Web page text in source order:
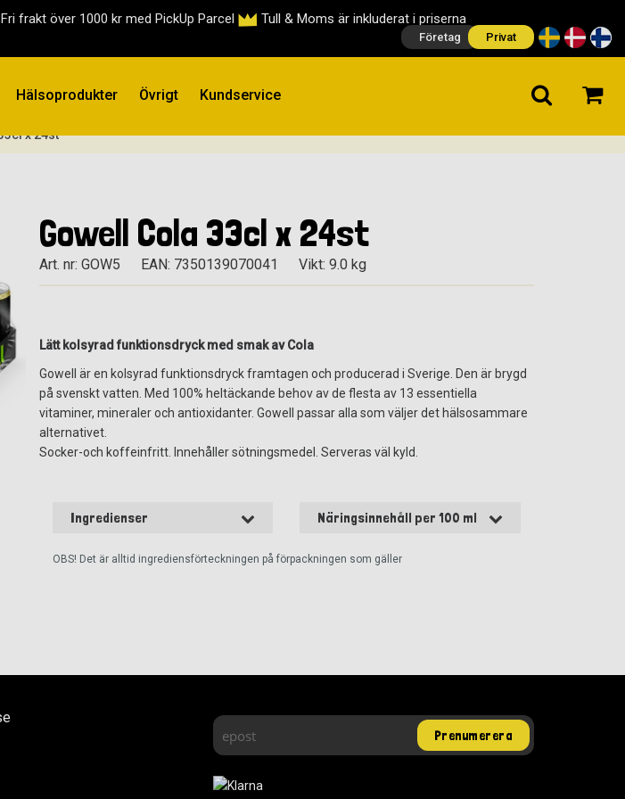
Fri frakt över 1000 kr med PickUp Parcel Tull & Moms är inkluderat i priserna
Företag Privat
Hälsoprodukter Övrigt Kundservice
x 24st
Gowell Cola 33cl x 24st
Art. nr: GOW5 EAN: 7350139070041 Vikt: 9.0 kg
Lätt kolsyrad funktionsdryck med smak av Cola
Gowell är en kolsyrad funktionsdryck framtagen och producerad i Sverige. Den är brygd
på svenskt vatten. Med 100% heltäckande behov av de flesta av 13 essentiella
vitaminer, mineraler och antioxidanter. Gowell passar alla som väljer det hälsosammare
alternativet.
Socker-och koffeinfritt. Innehåller sötningsmedel. Serveras väl kyld.
Ingredienser Näringsinnehåll per 100 ml
OBS! Det är alltid ingrediensförteckningen på förpackningen som gäller